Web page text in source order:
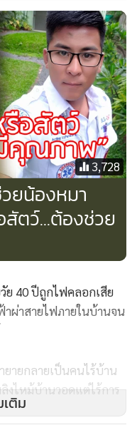
3,728
ยน้องหมา
สัตว์...ต้องช่วย
ย 40 ปีถูกไฟคลอกเสีย
าผ่าสายไฟภายในบ้านจน
ยายกลายเป็นคนไร้บ้าน
งไหม้บ้านวอดแต่ไร้การ
ติม